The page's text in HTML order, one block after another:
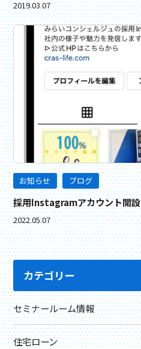
2019.03.07
お知らせ ブログ
採用Instagramアカウント開設
2022.05.07
カテゴリー
セミナールーム情報
住宅ローン